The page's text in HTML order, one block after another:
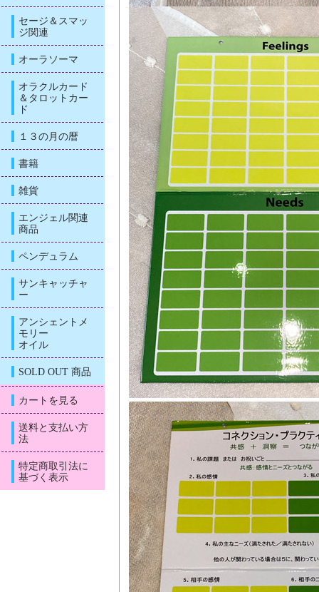
セージ＆スマッ
ジ関連
オーラソーマ
オラクルカード
＆タロットカー
ド
１３の月の暦
書籍
雑貨
エンジェル関連
商品
ペンデュラム
サンキャッチャ
ー
アンシェントメ
モリー
オイル
SOLD OUT 商品
カートを見る
送料と支払い方
法
特定商取引法に
基づく表示